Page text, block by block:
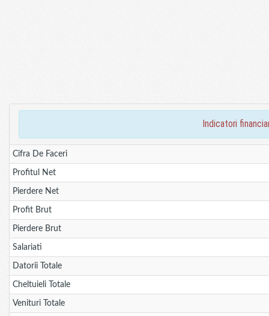
indicatori
Cifra De Faceri
Profitul Net
Pierdere Net
Profit Brut
Pierdere Brut
Salariati
Datorii Totale
Cheltuieli Totale
Venituri Totale